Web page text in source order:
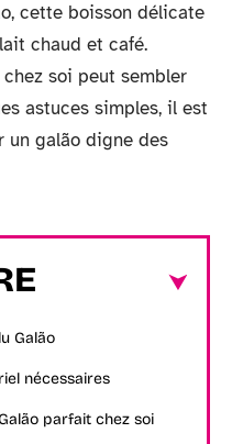
cette boisson délicate
chaud et café.
soi peut sembler
astuces simples, il est
un galão digne des
Galão
nécessaires
parfait chez soi